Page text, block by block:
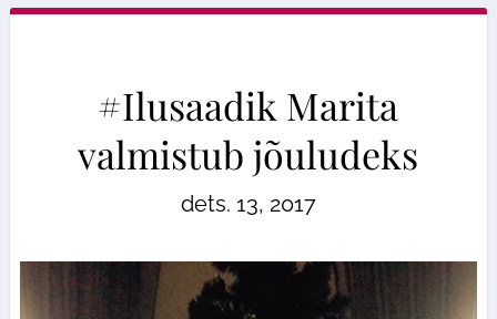
#Ilusaadik Marita
valmistub jõuludeks
dets. 13, 2017